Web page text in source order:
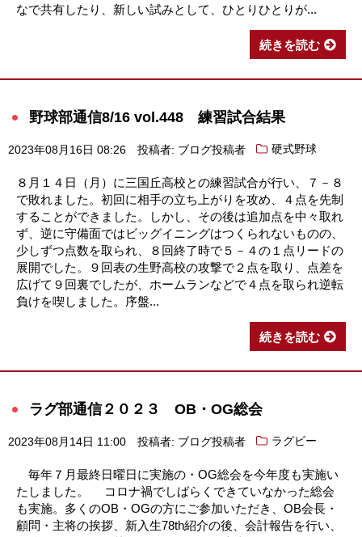
なで共有したり、新しい試みとして、ひとりひとりが...
続きを読む
野球部通信8/16 vol.448 練習試合結果
2023年08月16日 08:26 投稿者: ブログ投稿者 硬式野球
８月１４日（月）に三国丘高校との練習試合が行い、７－８
で敗れました。初回に相手の立ち上がりを攻め、４点を先制
することができました。しかし、その後は追加点を中々取れ
ず、逆に守備面ではビッグイニングはつくられないものの、
少しずつ点数を取られ、８回終了時で５－４の１点リードの
展開でした。９回表の生野高校の攻撃で２点を取り、点差を
広げて９回裏でしたが、ホームランなどで４点を取られ逆転
負けを喫しました。序盤...
続きを読む
ラグ部通信２０２３ OB・OG総会
2023年08月14日 11:00 投稿者: ブログ投稿者 ラグビー
毎年７月最終日曜日に実施の・OG総会を今年度も実施い
たしました。 コロナ禍でしばらくできていなかった総会
も実施。多くのOB・OGの方にご参加いただき、OB会長・
顧問・主将の挨拶、新入生78th紹介の後、会計報告を行い、